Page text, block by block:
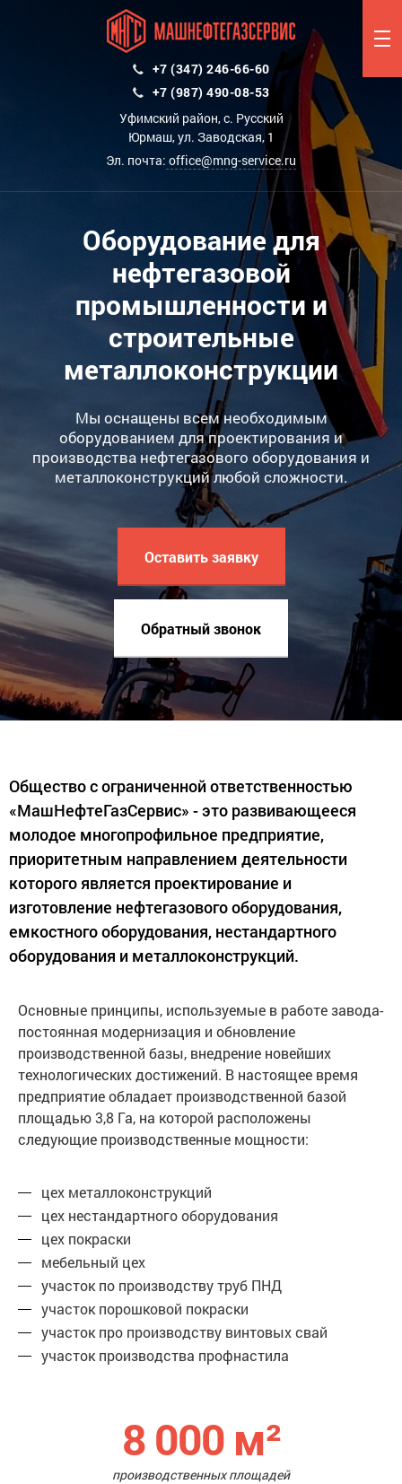
+7 (347) 246-66-60
+7 (987) 490-08-53
Уфимский район, с. Русский
Юрмаш, ул. Заводская, 1
Эл. почта: office@mng-service.ru
Оборудование для
нефтегазовой
промышленности и
строительные
металлоконструкции
Мы оснащены всем необходимым
оборудованием для проектирования и
производства нефтегазового оборудования и
металлоконструкций любой сложности.
Оставить заявку
Обратный звонок
Общество с ограниченной ответственностью
«МашНефтеГазСервис» - это развивающееся
молодое многопрофильное предприятие,
приоритетным направлением деятельности
которого является проектирование и
изготовление нефтегазового оборудования,
емкостного оборудования, нестандартного
оборудования и металлоконструкций.
Основные принципы, используемые в работе завода-
постоянная модернизация и обновление
производственной базы, внедрение новейших
технологических достижений. В настоящее время
предприятие обладает производственной базой
площадью 3,8 Га, на которой расположены
следующие производственные мощности:
цех металлоконструкций
цех нестандартного оборудования
цех покраски
мебельный цех
участок по производству труб ПНД
участок порошковой покраски
участок про производству винтовых свай
участок производства профнастила
8 000 м²
производственных площадей